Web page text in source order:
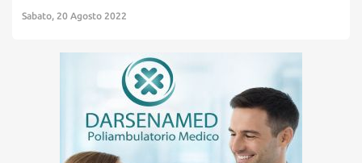
Sabato, 20 Agosto 2022